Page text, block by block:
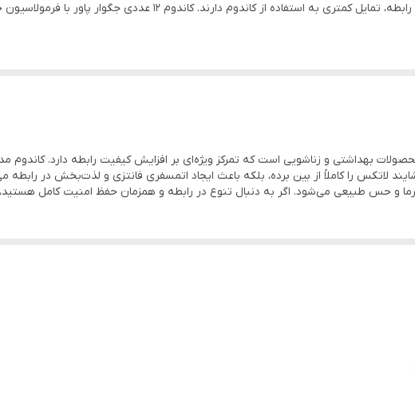
دارند. کاندوم ۱۲ عددی جگوار پاور با فرمولاسیون خاص خود، این مشکل را حل کرده است.
بهداشتی و زناشویی است که تمرکز ویژه‌ای بر افزایش کیفیت رابطه دارد. کاندوم
لاتکس را کاملاً از بین برده، بلکه باعث ایجاد اتمسفری فانتزی و لذت‌بخش در
و حس طبیعی می‌شود. اگر به دنبال تنوع در رابطه و همزمان حفظ امنیت کامل